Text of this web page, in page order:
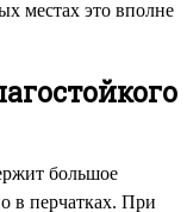
местах это вполне
большое
в перчатках. При